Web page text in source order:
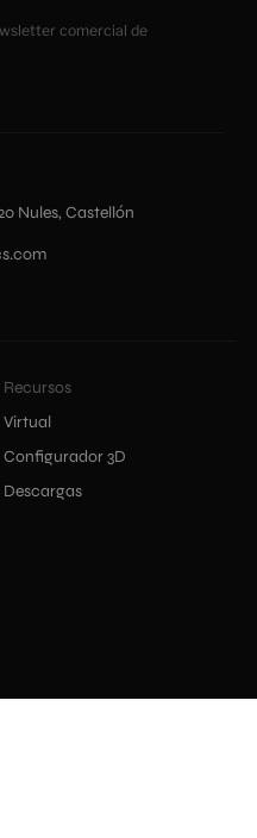
comercial de
Recursos
Virtual
Configurador 3D
Descargas
Nules, Castellón